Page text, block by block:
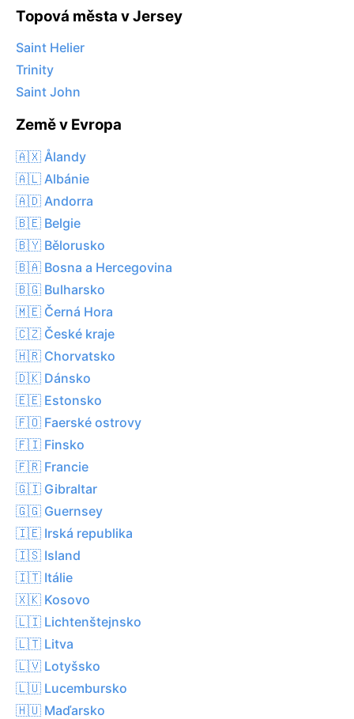
Topová města v Jersey
Saint Helier
Trinity
Saint John
Země v Evropa
🇦🇽 Ålandy
🇦🇱 Albánie
🇦🇩 Andorra
🇧🇪 Belgie
🇧🇾 Bělorusko
🇧🇦 Bosna a Hercegovina
🇧🇬 Bulharsko
🇲🇪 Černá Hora
🇨🇿 České kraje
🇭🇷 Chorvatsko
🇩🇰 Dánsko
🇪🇪 Estonsko
🇫🇴 Faerské ostrovy
🇫🇮 Finsko
🇫🇷 Francie
🇬🇮 Gibraltar
🇬🇬 Guernsey
🇮🇪 Irská republika
🇮🇸 Island
🇮🇹 Itálie
🇽🇰 Kosovo
🇱🇮 Lichtenštejnsko
🇱🇹 Litva
🇱🇻 Lotyšsko
🇱🇺 Lucembursko
🇭🇺 Maďarsko